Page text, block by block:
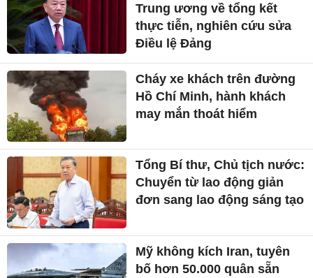
Trung ương về tổng kết
thực tiễn, nghiên cứu sửa
Điều lệ Đảng
Cháy xe khách trên đường
Hồ Chí Minh, hành khách
may mắn thoát hiểm
Tổng Bí thư, Chủ tịch nước:
Chuyển từ lao động giản
đơn sang lao động sáng tạo
Mỹ không kích Iran, tuyên
bố hơn 50.000 quân sẵn